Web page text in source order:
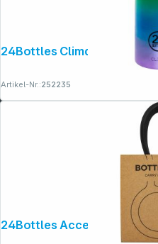
Artikel-Nr.:252235